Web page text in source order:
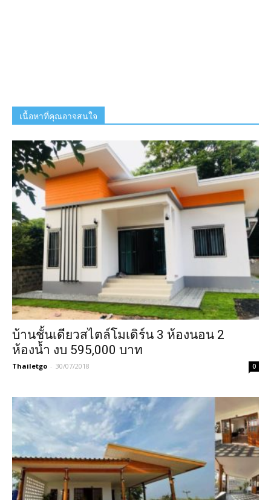
เนื้อหาที่คุณอาจสนใจ
บ้านชั้นเดียวสไตล์โมเดิร์น 3 ห้องนอน 2
ห้องน้ำ งบ 595,000 บาท
Thailetgo - 30/07/2018 0